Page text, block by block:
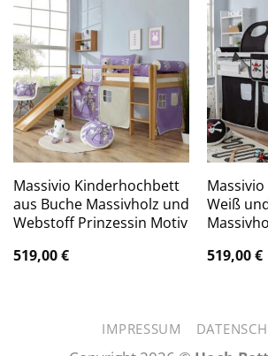
Massivio Kinderhochbett
aus Buche Massivholz und
Webstoff Prinzessin Motiv
519,00€
Weiß
519,00€
IMPRESSUM